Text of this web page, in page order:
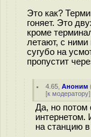
Это как?
гоняет. Это
кроме
летают, с ними
сугубо на
пропустит
4.65 ,Аноним
[к модератору]
Да, но потом
интернетом.
на станцию в